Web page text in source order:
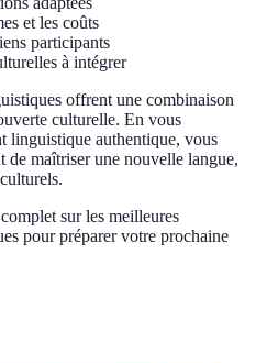
et les coûts
participants
à intégrer
offrent une combinaison
culturelle. En vous
linguistique authentique, vous
de maîtriser une nouvelle langue,
sur les meilleures
pour préparer votre prochaine